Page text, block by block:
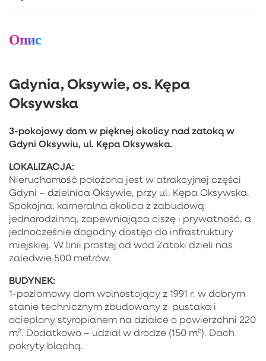
Опис
Gdynia, Oksywie, os. Kępa
Oksywska
3-pokojowy dom w pięknej okolicy nad zatoką w
Gdyni Oksywiu, ul. Kępa Oksywska.
LOKALIZACJA:
Nieruchomość położona jest w atrakcyjnej części
Gdyni – dzielnica Oksywie, przy ul. Kępa Oksywska.
Spokojna, kameralna okolica z zabudową
jednorodzinną, zapewniająca ciszę i prywatność, a
jednocześnie dogodny dostęp do infrastruktury
miejskiej. W linii prostej od wód Zatoki dzieli nas
zaledwie 500 metrów.
BUDYNEK:
1-poziomowy dom wolnostojący z 1991 r. w dobrym
stanie technicznym zbudowany z pustaka i
ocieplony styropianem na działce o powierzchni 220
m². Dodatkowo – udział w drodze (150 m²). Dach
pokryty blachą.